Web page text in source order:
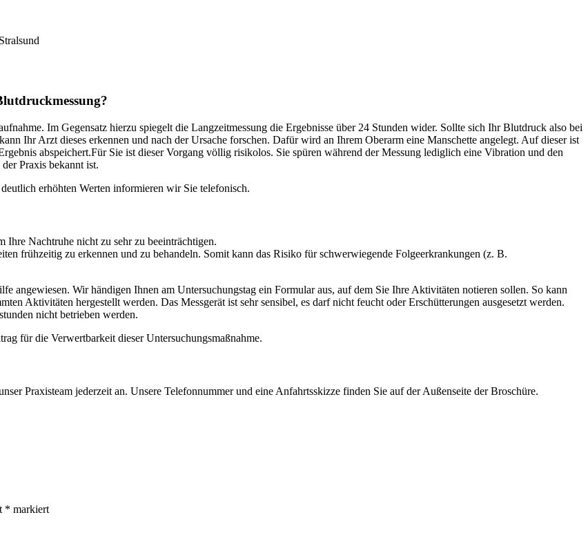
Im Gegensatz hierzu spiegelt die Langzeitmessung die Ergebnisse über 24 Stunden wider. Sollte sich Ihr Blutdruck also bei
Ihr Arzt dieses erkennen und nach der Ursache forschen. Dafür wird an Ihrem Oberarm eine Manschette angelegt. Auf dieser ist
abspeichert.Für Sie ist dieser Vorgang völlig risikolos. Sie spüren während der Messung lediglich eine Vibration und den
Praxis bekannt ist.
erhöhten Werten informieren wir Sie telefonisch.
Nachtruhe nicht zu sehr zu beeinträchtigen.
frühzeitig zu erkennen und zu behandeln. Somit kann das Risiko für schwerwiegende Folgeerkrankungen (z. B.
angewiesen. Wir händigen Ihnen am Untersuchungstag ein Formular aus, auf dem Sie Ihre Aktivitäten notieren sollen. So kann
Aktivitäten hergestellt werden. Das Messgerät ist sehr sensibel, es darf nicht feucht oder Erschütterungen ausgesetzt werden.
nicht betrieben werden.
für die Verwertbarkeit dieser Untersuchungsmaßnahme.
Praxisteam jederzeit an. Unsere Telefonnummer und eine Anfahrtsskizze finden Sie auf der Außenseite der Broschüre.
* markiert